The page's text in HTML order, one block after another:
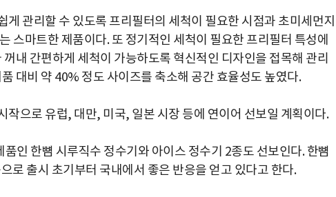
관리할 수 있도록 프리필터의 세척이 필요한 시점과 초미세먼지
스마트한 제품이다. 또 정기적인 세척이 필요한 프리필터 특성에
내 간편하게 세척이 가능하도록 혁신적인 디자인을 접목해 관리
대비 약 40% 정도 사이즈를 축소해 공간 효율성도 높였다.
작으로 유럽, 대만, 미국, 일본 시장 등에 연이어 선보일 계획이다.
인 한뼘 시루직수 정수기와 아이스 정수기 2종도 선보인다. 한뼘
로 출시 초기부터 국내에서 좋은 반응을 얻고 있다고 한다.